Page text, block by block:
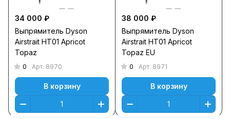
34 000 ₽
Выпрямитель Dyson
Airstrait HT01 Apricot
Topaz
0 Арт. 8970
В корзину
38 000 ₽
Выпрямитель Dyson
Airstrait HT01 Apricot
Topaz EU
0 Арт. 8971
В корзину